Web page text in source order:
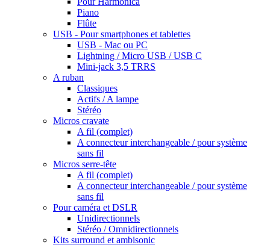
Piano
Flûte
USB - Pour smartphones et tablettes
USB - Mac ou PC
Lightning / Micro USB / USB C
Mini-jack 3,5 TRRS
A ruban
Classiques
Actifs / A lampe
Stéréo
Micros cravate
A fil (complet)
A connecteur interchangeable / pour système
sans fil
Micros serre-tête
A fil (complet)
A connecteur interchangeable / pour système
sans fil
Pour caméra et DSLR
Unidirectionnels
Stéréo / Omnidirectionnels
Kits surround et ambisonic